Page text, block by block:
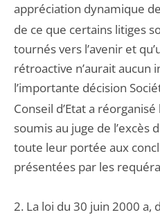
appréciation dynamique
de ce que certains litiges
tournés vers l’avenir et
rétroactive n’aurait aucun
l’importante décision
Conseil d’Etat a
soumis au juge de l’excès
toute leur portée aux
présentées par les
2. La loi du 30 juin 2000 a,